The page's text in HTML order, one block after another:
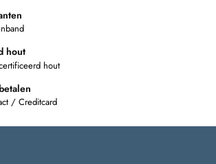
hout
hout
/ Creditcard